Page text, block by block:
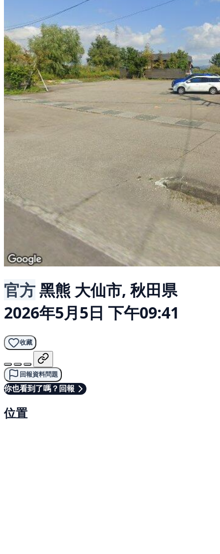
官方黑熊 大仙市, 秋田県
2026年5月5日 下午09:41
收藏
回報資料問題
你也看到了嗎？回報
位置